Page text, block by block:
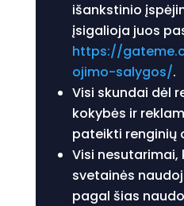
išankstinio
įsigalioja juos
https://
ojimo-salygos/.
Visi skundai dėl
kokybės ir
pateikti renginių
Visi nesutarimai,
svetainės
pagal šias